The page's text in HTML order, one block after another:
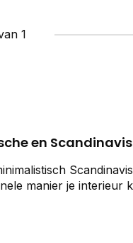
1
en
manier je